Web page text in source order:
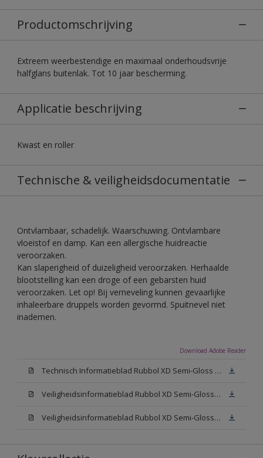
Productomschrijving
Extreem weerbestendige en maximaal onderhoudsvrije
halfglans buitenlak. Tot 10 jaar bescherming.
Applicatie beschrijving
Kwast en roller
Technische & veiligheidsdocumentatie
Ontvlambaar, schadelijk. Waarschuwing. Ontvlambare
vloeistof en damp. Kan een allergische huidreactie
veroorzaken.
Kan slaperigheid of duizeligheid veroorzaken. Herhaalde
blootstelling kan een droge of een gebarsten huid
veroorzaken. Let op! Bij verneveling kunnen gevaarlijke
inhaleerbare druppels worden gevormd. Spuitnevel niet
inademen.
Download Adobe Reader
Technisch Informatieblad Rubbol XD Semi-Gloss (PDF)
Veiligheidsinformatieblad Rubbol XD Semi-Gloss White W05 (MSDS)
Veiligheidsinformatieblad Rubbol XD Semi-Gloss N00 (MSDS)